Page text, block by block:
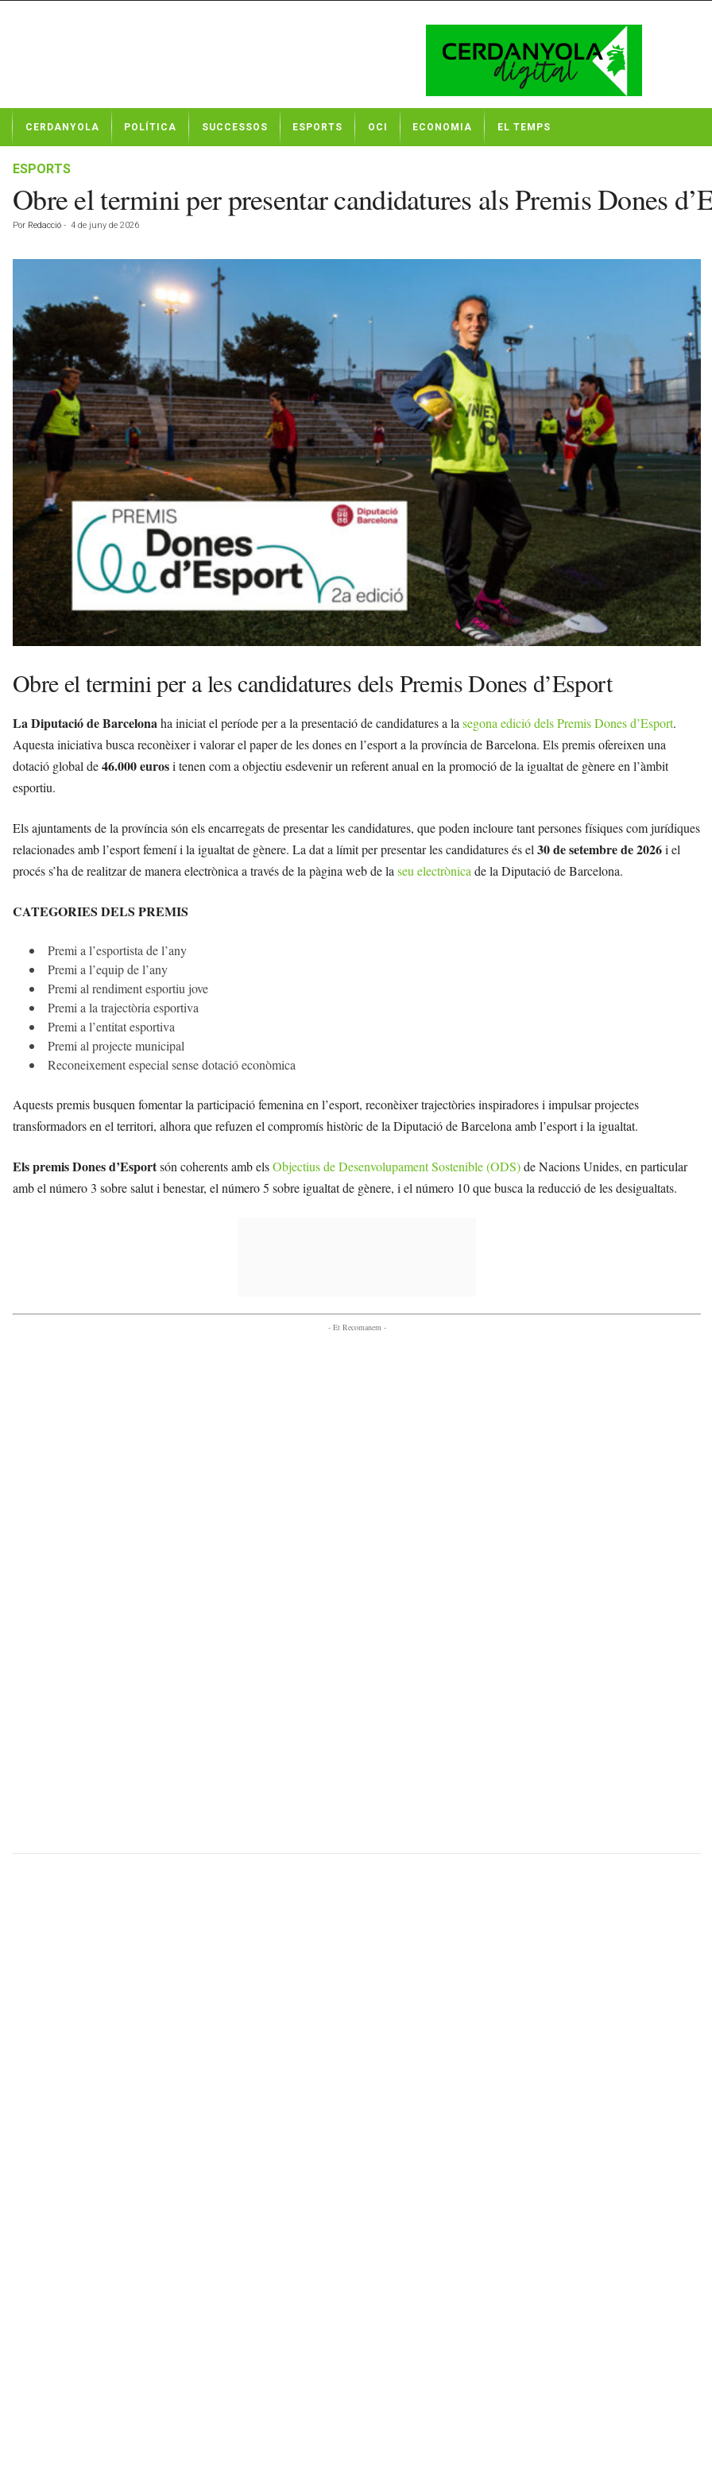
t
CERDANYOLA POLÍTICA SUCCESSOS ESPORTS OCI ECONOMIA EL TEMPS
ESPORTS
Obre el termini per presentar candidatures als Premis Dones
Por Redacció - 4 de juny de 2026
Obre el termini per a les candidatures dels Premis Dones d’Esport
La Diputació de Barcelonaha iniciat el període per a la presentació de candidatures a lasegona edició dels Premis Dones d’Esport.
Aquesta iniciativa busca reconèixer i valorar el paper de les dones en l’esport a la província de Barcelona. Els premis ofereixen una
dotació global de46.000 eurosi tenen com a objectiu esdevenir un referent anual en la promoció de la igualtat de gènere en l’àmbit
esportiu.
Els ajuntaments de la província són els encarregats de presentar les candidatures, que poden incloure tant persones físiques com jurídiques
relacionades amb l’esport femení i la igualtat de gènere. La dat a límit per presentar les candidatures és el30 de setembre de 2026i el
procés s’ha de realitzar de manera electrònica a través de la pàgina web de laseu electrònicade la Diputació de Barcelona.
CATEGORIES DELS PREMIS
Premi a l’esportista de l’any
Premi a l’equip de l’any
Premi al rendiment esportiu jove
Premi a la trajectòria esportiva
Premi a l’entitat esportiva
Premi al projecte municipal
Reconeixement especial sense dotació econòmica
Aquests premis busquen fomentar la participació femenina en l’esport, reconèixer trajectòries inspiradores i impulsar projectes
transformadors en el territori, alhora que refuzen el compromís històric de la Diputació de Barcelona amb l’esport i la igualtat.
Els premis Dones d’Esportsón coherents amb elsObjectius de Desenvolupament Sostenible (ODS)de Nacions Unides, en particular
amb el número 3 sobre salut i benestar, el número 5 sobre igualtat de gènere, i el número 10 que busca la reducció de les desigualtats.
- Et Recomanem -